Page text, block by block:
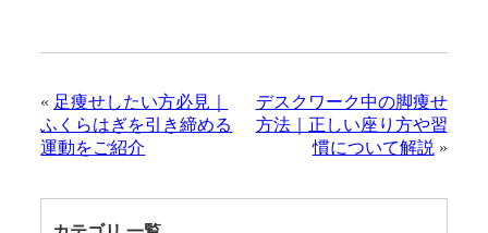
« 足痩せしたい方必見｜
ふくらはぎを引き締める
運動をご紹介
デスクワーク中の脚痩せ
方法｜正しい座り方や習
慣について解説 »